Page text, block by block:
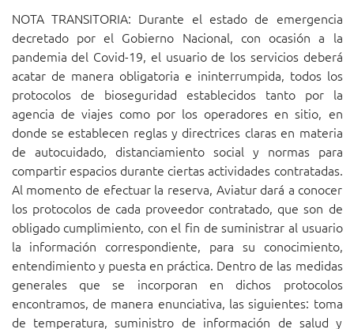
NOTA TRANSITORIA: Durante el estado de emergencia
decretado por el Gobierno Nacional, con ocasión a la
pandemia del Covid-19, el usuario de los servicios deberá
acatar de manera obligatoria e ininterrumpida, todos los
protocolos de bioseguridad establecidos tanto por la
agencia de viajes como por los operadores en sitio, en
donde se establecen reglas y directrices claras en materia
de autocuidado, distanciamiento social y normas para
compartir espacios durante ciertas actividades contratadas.
Al momento de efectuar la reserva, Aviatur dará a conocer
los protocolos de cada proveedor contratado, que son de
obligado cumplimiento, con el fin de suministrar al usuario
la información correspondiente, para su conocimiento,
entendimiento y puesta en práctica. Dentro de las medidas
generales que se incorporan en dichos protocolos
encontramos, de manera enunciativa, las siguientes: toma
de temperatura, suministro de información de salud y